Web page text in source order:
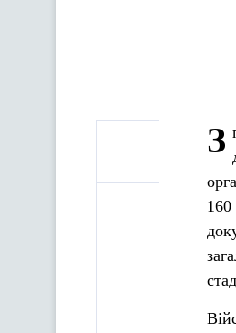
З
160